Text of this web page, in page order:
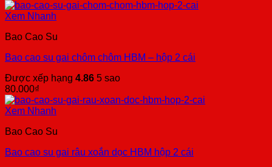
Xem Nhanh
Bao Cao Su
Bao cao su gai chôm chôm HBM – hộp 2 cái
Được xếp hạng 4.86 5 sao
80.000₫
Xem Nhanh
Bao Cao Su
Bao cao su gai râu xoắn dọc HBM hộp 2 cái